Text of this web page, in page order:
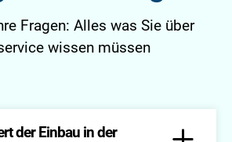
Fragen: Alles was Sie über
wissen müssen
der Einbau in der